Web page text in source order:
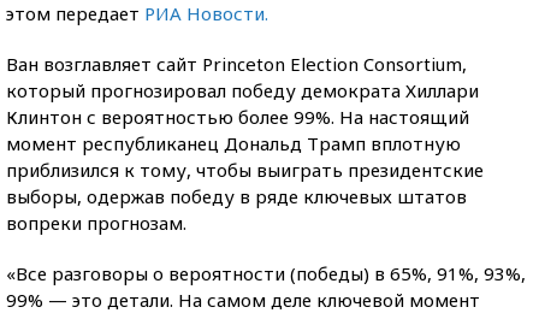
этом передает РИА Новости.
Ван возглавляет сайт Princeton Election Consortium,
который прогнозировал победу демократа Хиллари
Клинтон с вероятностью более 99%. На настоящий
момент республиканец Дональд Трамп вплотную
приблизился к тому, чтобы выиграть президентские
выборы, одержав победу в ряде ключевых штатов
вопреки прогнозам.
«Все разговоры о вероятности (победы) в 65%, 91%, 93%,
99% — это детали. На самом деле ключевой момент